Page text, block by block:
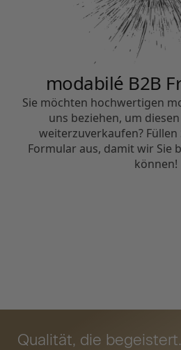
Qualität, die begeistert.